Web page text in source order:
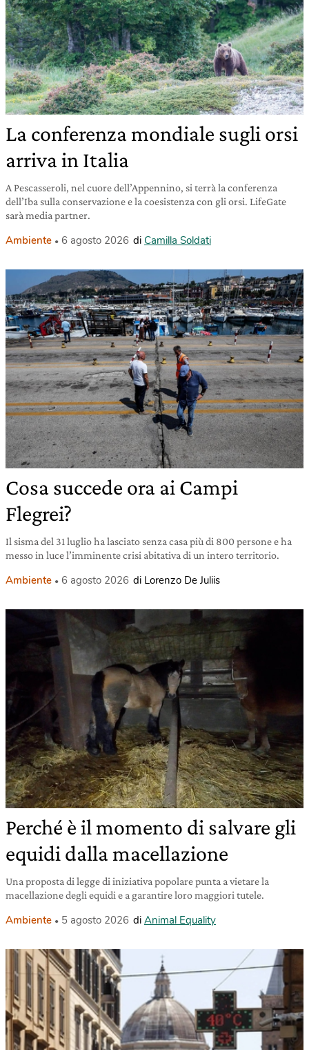
La conferenza mondiale sugli orsi
arriva in Italia
A Pescasseroli, nel cuore dell’Appennino, si terrà la conferenza
dell’Iba sulla conservazione e la coesistenza con gli orsi. LifeGate
sarà media partner.
Ambiente 6 agosto 2026 di Camilla Soldati
Cosa succede ora ai Campi
Flegrei?
Il sisma del 31 luglio ha lasciato senza casa più di 800 persone e ha
messo in luce l’imminente crisi abitativa di un intero territorio.
Ambiente 6 agosto 2026 di Lorenzo De Juliis
Perché è il momento di salvare gli
equidi dalla macellazione
Una proposta di legge di iniziativa popolare punta a vietare la
macellazione degli equidi e a garantire loro maggiori tutele.
Ambiente 5 agosto 2026 di Animal Equality